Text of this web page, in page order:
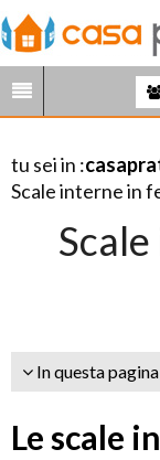
tu sei in :
Scale interne in
In questa
Le scale